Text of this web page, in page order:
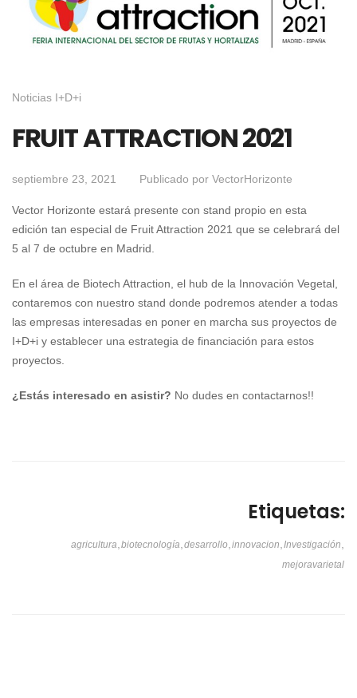
Noticias I+D+i
FRUIT ATTRACTION 2021
septiembre 23, 2021 Publicado por VectorHorizonte
Vector Horizonte estará presente con stand propio en esta
edición tan especial de Fruit Attraction 2021 que se celebrará del
5 al 7 de octubre en Madrid.
En el área de Biotech Attraction, el hub de la Innovación Vegetal,
contaremos con nuestro stand donde podremos atender a todas
las empresas interesadas en poner en marcha sus proyectos de
I+D+i y establecer una estrategia de financiación para estos
proyectos.
¿Estás interesado en asistir? No dudes en contactarnos!!
Etiquetas:
agricultura biotecnología desarrollo innovacion Investigación
mejoravarietal